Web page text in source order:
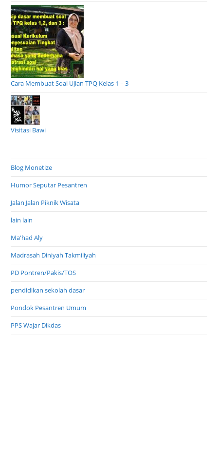
Cara Membuat Soal Ujian TPQ Kelas 1 – 3
Visitasi Bawi
Blog Monetize
Humor Seputar Pesantren
Jalan Jalan Piknik Wisata
lain lain
Ma'had Aly
Madrasah Diniyah Takmiliyah
PD Pontren/Pakis/TOS
pendidikan sekolah dasar
Pondok Pesantren Umum
PPS Wajar Dikdas